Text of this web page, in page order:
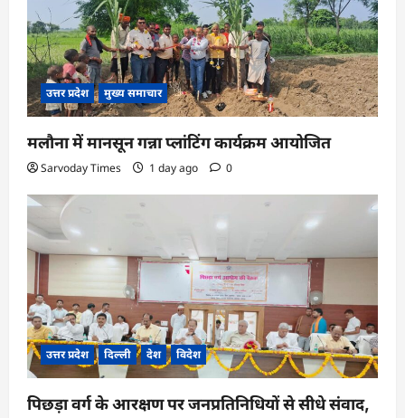
उत्तर प्रदेश मुख्य समाचार
मलौना में मानसून गन्ना प्लांटिंग कार्यक्रम आयोजित
Sarvoday Times 1 day ago 0
उत्तर प्रदेश दिल्ली देश विदेश
पिछड़ा वर्ग के आरक्षण पर जनप्रतिनिधियों से सीधे संवाद,